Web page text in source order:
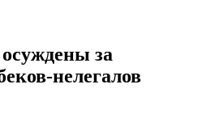
за
нелегалов